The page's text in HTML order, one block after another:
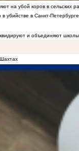
на убой коров в сельских
убийстве в Санкт-Петербурге
и объединяют